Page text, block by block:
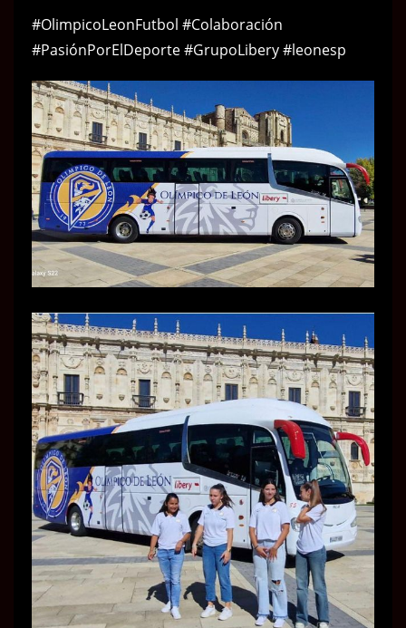
#OlimpicoLeonFutbol #Colaboración
#PasiónPorElDeporte#GrupoLibery#leonesp